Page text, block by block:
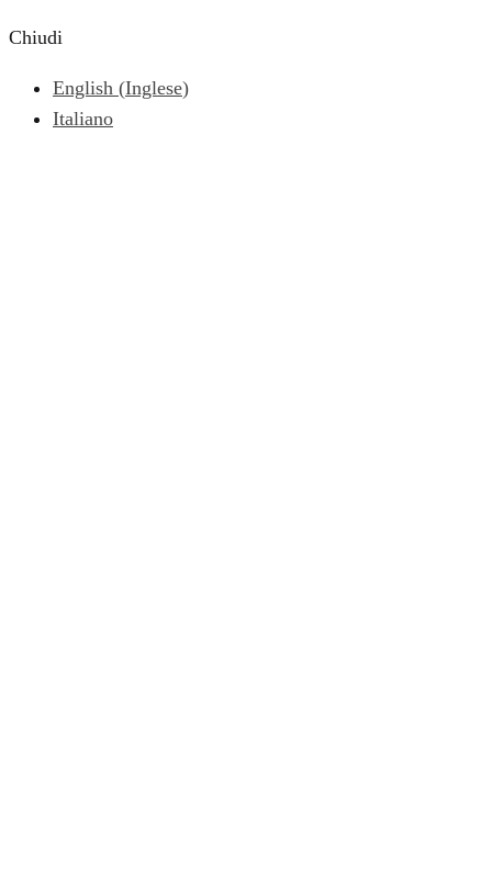
Chiudi
English (Inglese)
Italiano